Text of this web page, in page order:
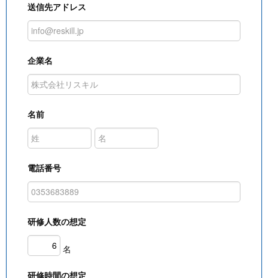
送信先アドレス
企業名
名前
電話番号
研修人数の想定
名
研修時間の想定